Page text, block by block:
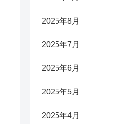
2025年8月
2025年7月
2025年6月
2025年5月
2025年4月